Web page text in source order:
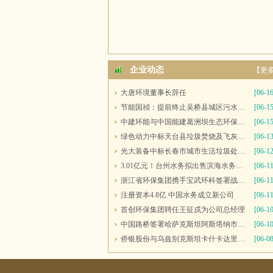
企业动态 【更
大唐环境董事长辞任
[06-
节能国祯：提前终止吴桥县城区污水处理厂PPP项目合同
[06-
中建环能与中国能建葛洲坝生态环保公司开展座谈交流
[06-
绿色动力中标天台县垃圾焚烧及飞灰填埋场运维服务
[06-
光大装备中标长春市城市生活垃圾处理中心渗滤液系统更新改造项目
[06-
3.01亿元！台州水务拟出售滨海水务全部股权
[06-
浙江省环保集团携手宝武环科签署战略合作协议
[06-
注册资本4.8亿 中国水务成立新公司
[06-
首创环保集团聘任王征戍为公司总经理
[06-
中国路桥签署哈萨克斯坦阿斯塔纳市2号污水处理厂项目商务合同
[06-
侨银股份与乌兹别克斯坦卡什卡达里亚州签署合作备忘录
[06-